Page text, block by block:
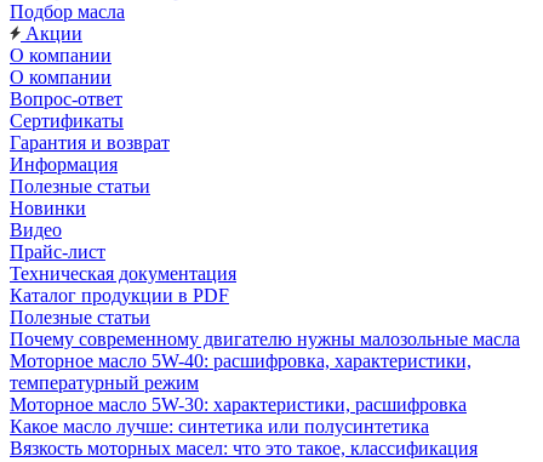
Подбор масла
Акции
О компании
О компании
Вопрос-ответ
Сертификаты
Гарантия и возврат
Информация
Полезные статьи
Новинки
Видео
Прайс-лист
Техническая документация
Каталог продукции в PDF
Полезные статьи
Почему современному двигателю нужны малозольные масла
Моторное масло 5W-40: расшифровка, характеристики,
температурный режим
Моторное масло 5W-30: характеристики, расшифровка
Какое масло лучше: синтетика или полусинтетика
Вязкость моторных масел: что это такое, классификация